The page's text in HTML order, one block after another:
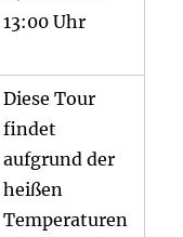
13:00 Uhr
Diese Tour
findet
aufgrund der
heißen
Temperaturen